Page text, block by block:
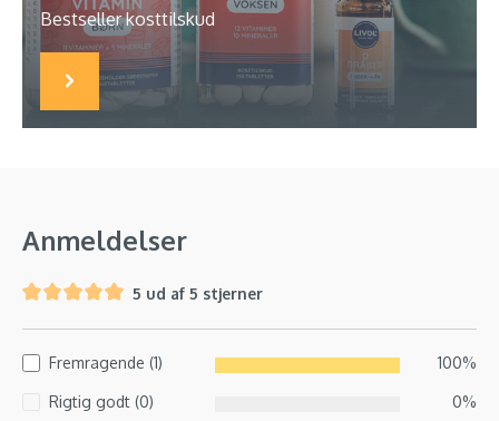
Bestseller kosttilskud
Anmeldelser
5 ud af 5 stjerner
Fremragende (1) 100%
Rigtig godt (0) 0%